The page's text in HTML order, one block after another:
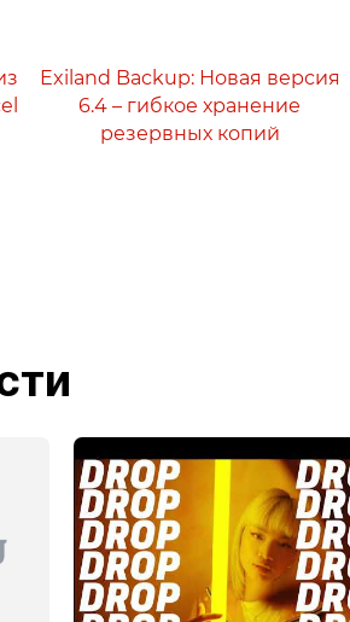
Exiland Backup: Новая версия
6.4 – гибкое хранение
резервных копий